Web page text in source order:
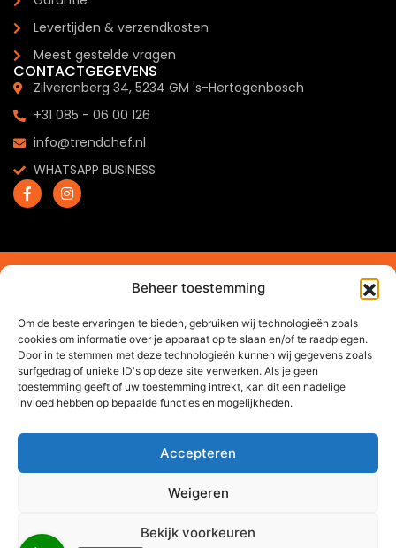
Beheer toestemming
Om de beste ervaringen te bieden, gebruiken wij technologieën zoals
cookies om informatie over je apparaat op te slaan en/of te raadplegen.
Door in te stemmen met deze technologieën kunnen wij gegevens zoals
surfgedrag of unieke ID's op deze site verwerken. Als je geen
toestemming geeft of uw toestemming intrekt, kan dit een nadelige
invloed hebben op bepaalde functies en mogelijkheden.
Accepteren
Weigeren
Bekijk voorkeuren
Levertijden & verzendkosten
Meest gestelde vragen
CONTACTGEGEVENS
Zilverenberg 34, 5234 GM 's-Hertogenbosch
+31 085 - 06 00 126
info@trendchef.nl
WHATSAPP BUSINESS
Website gemaakt doorArkdesign.nl